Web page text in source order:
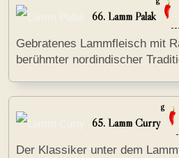
66. Lamm Palak
Gebratenes Lammfleisch mit
berühmter nordindischer
65. Lamm Curry
g
Der Klassiker unter dem